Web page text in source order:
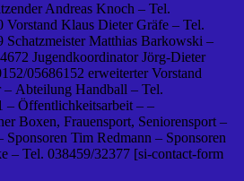
Andreas Knoch – Tel.
Vorstand Klaus Dieter Gräfe – Tel.
Schatzmeister Matthias Barkowski –
Jugendkoordinator Jörg-Dieter
05686152 erweiterter Vorstand
– Abteilung Handball – Tel.
– Öffentlichkeitsarbeit – –
Boxen, Frauensport, Seniorensport –
Sponsoren Tim Redmann – Sponsoren
– Tel. 038459/32377 [si-contact-form